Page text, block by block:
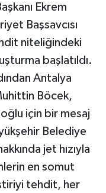
Ekrem
Başsavcısı
niteliğindeki
başlatıldı.
Antalya
Böcek,
için bir mesaj
Belediye
jet hızıyla
en somut
tehdit, her